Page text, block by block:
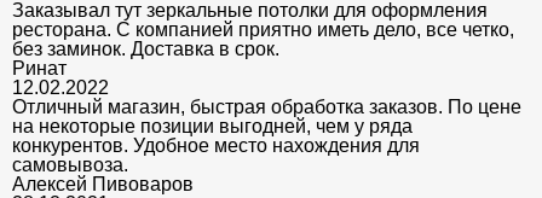
Заказывал тут зеркальные потолки для оформления
ресторана. С компанией приятно иметь дело, все четко,
без заминок. Доставка в срок.
Ринат
12.02.2022
Отличный магазин, быстрая обработка заказов. По цене
на некоторые позиции выгодней, чем у ряда
конкурентов. Удобное место нахождения для
самовывоза.
Алексей Пивоваров